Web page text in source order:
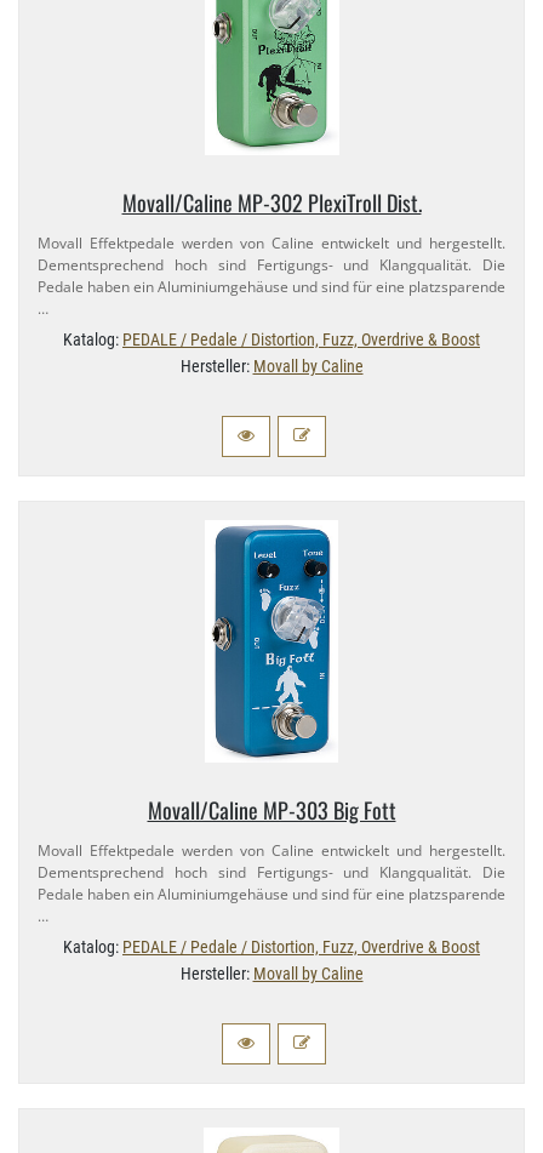
Movall/​Caline MP-​302 PlexiTroll Dist.
Movall Effektpedale werden von Caline entwickelt und hergestellt.
Dementsprechend hoch sind Fertigungs- und Klangqualität. Die
Pedale haben ein Aluminiumgehäuse und sind für eine platzsparende
…
Katalog: PEDALE / Pedale / Distortion, Fuzz, Overdrive & Boost
Hersteller: Movall by Caline
Movall/​Caline MP-​303 Big Fott
Movall Effektpedale werden von Caline entwickelt und hergestellt.
Dementsprechend hoch sind Fertigungs- und Klangqualität. Die
Pedale haben ein Aluminiumgehäuse und sind für eine platzsparende
…
Katalog: PEDALE / Pedale / Distortion, Fuzz, Overdrive & Boost
Hersteller: Movall by Caline